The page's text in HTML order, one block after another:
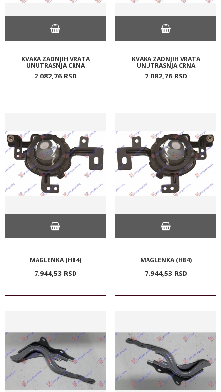
KVAKA ZADNJIH VRATA
UNUTRASNJA CRNA
2.082,76 RSD
KVAKA ZADNJIH VRATA
UNUTRASNJA CRNA
2.082,76 RSD
MAGLENKA (HB4)
7.944,53 RSD
MAGLENKA (HB4)
7.944,53 RSD